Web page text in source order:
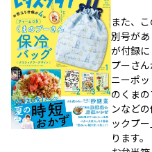
また、
別号が
が付録に
プーさ
ニーポ
のくま
ンなど
ックプ
ります。